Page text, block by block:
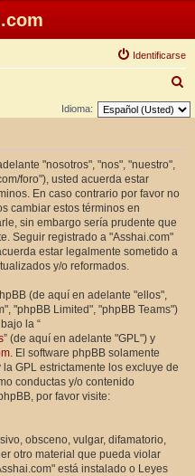
Identificarse
u
Idioma:
"nosotros", "nos", "nuestro",
foro"), usted acuerda estar
En caso contrario por favor no
cambiar estos términos en
sin embargo sería prudente que
Seguir registrado a "Asshai.com"
estar legalmente sometido a
y/o reformados.
(de aquí en adelante "ellos",
"phpBB Limited", "phpBB Teams")
la “
” (de aquí en adelante "GPL") y
. El software phpBB solamente
GPL estrictamente los excluye de
conductas y/o contenido
por favor visite:
obsceno, vulgar, difamatorio,
otro material que pueda violar
está instalado o Leyes